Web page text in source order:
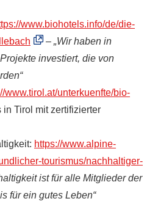
www.biohotels.info/de/die-
– „Wir haben in
investiert, die von
www.tirol.at/unterkuenfte/bio-
in Tirol mit zertifizierter
https://www.alpine-
tourismus/nachhaltiger-
ist für alle Mitglieder der
für ein gutes Leben“